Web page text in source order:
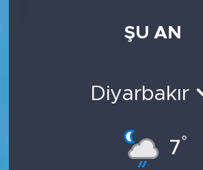
ŞU AN
Diyarbakır
7°